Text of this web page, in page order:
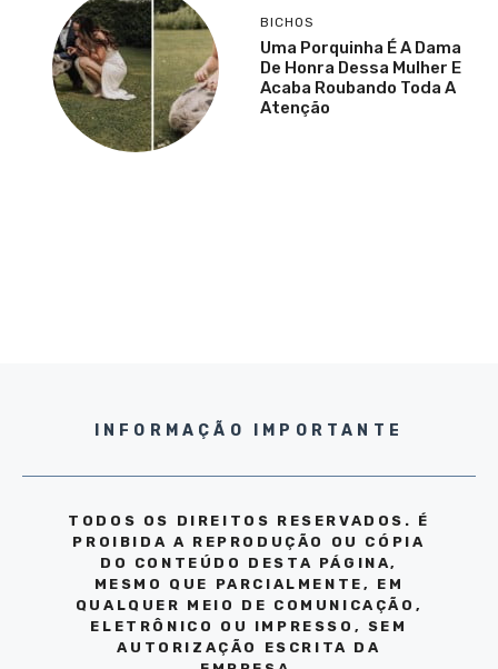
BICHOS
Uma Porquinha É A Dama
De Honra Dessa Mulher E
Acaba Roubando Toda A
Atenção
INFORMAÇÃO IMPORTANTE
TODOS OS DIREITOS RESERVADOS. É
PROIBIDA A REPRODUÇÃO OU CÓPIA
DO CONTEÚDO DESTA PÁGINA,
MESMO QUE PARCIALMENTE, EM
QUALQUER MEIO DE COMUNICAÇÃO,
ELETRÔNICO OU IMPRESSO, SEM
AUTORIZAÇÃO ESCRITA DA